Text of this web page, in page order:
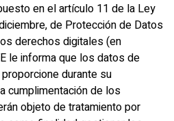
en el artículo 11 de la Ley
de Protección de Datos
derechos digitales (en
le informa que los datos de
durante su
cumplimentación de los
objeto de tratamiento por